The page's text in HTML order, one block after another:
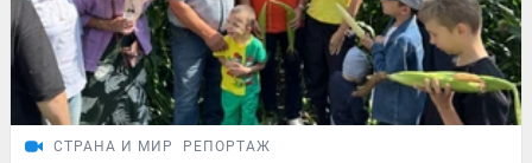
СТРАНА И МИР РЕПОРТАЖ